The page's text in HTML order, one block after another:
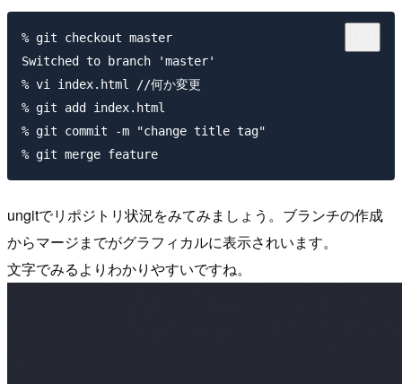
% git checkout master
Switched to branch 'master'
% vi index.html //何か変更
% git add index.html
% git commit -m "change title tag"
ungitでリポジトリ状況をみてみましょう。ブランチの作成
からマージまでがグラフィカルに表示されいます。
文字でみるよりわかりやすいですね。